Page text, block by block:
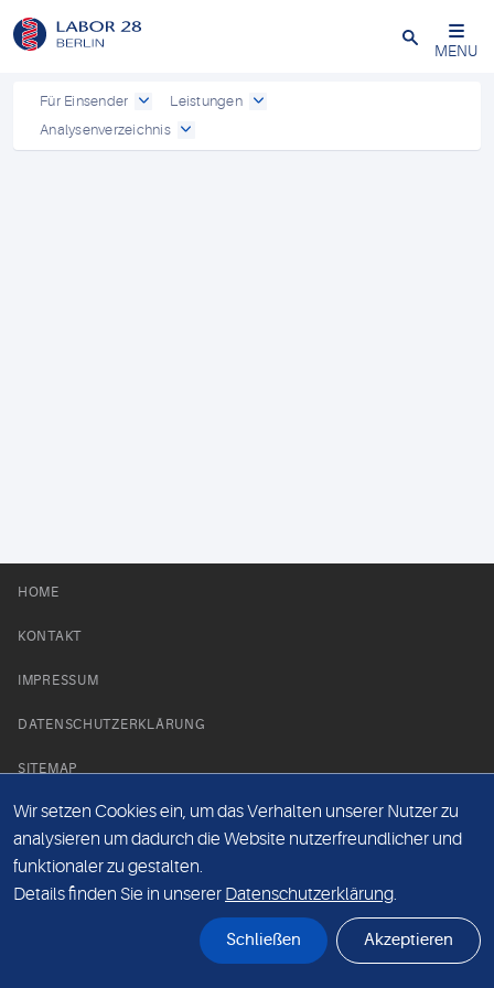
Schließen
MENU
Für Einsender
Leistungen
Analysenverzeichnis
HOME
KONTAKT
IMPRESSUM
DATENSCHUTZERKLÄRUNG
SITEMAP
NEWS PARTNER
Wir setzen Cookies ein, um das Verhalten unserer Nutzer zu
analysieren um dadurch die Website nutzerfreundlicher und
funktionaler zu gestalten.
Details finden Sie in unserer Datenschutzerklärung.
Schließen Akzeptieren